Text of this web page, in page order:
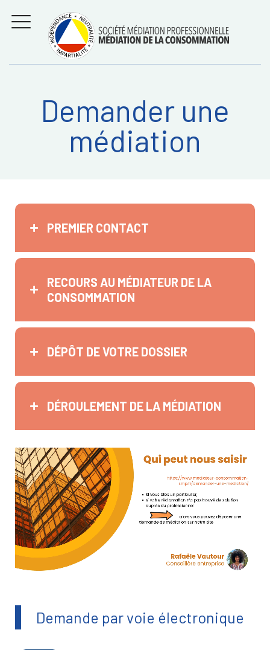
Régler les litiges
entre
consommateurs et
professionnels avec
la médiation de la
consommation
MENU
Recherche
Demander une
médiation
PREMIER CONTACT
RECOURS AU MÉDIATEUR DE LA
CONSOMMATION
DÉPÔT DE VOTRE DOSSIER
DÉROULEMENT DE LA MÉDIATION
Demande par voie électronique